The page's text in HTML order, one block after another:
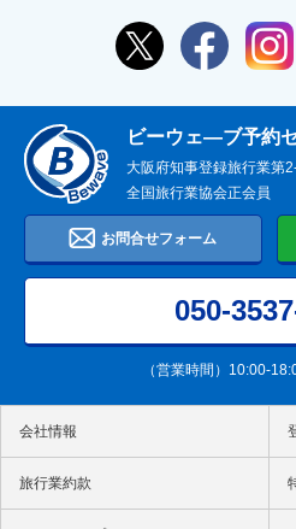
お問合せフォーム
050-
（営業時間）10:00-
ビーウェ―ブ予約
大阪府知事登録旅行業第
全国旅行業協会正会員
会社情報
旅行業約款